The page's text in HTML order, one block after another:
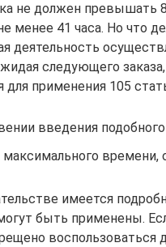
не должен превышать
менее 41 часа. Но что
деятельность
следующего
для применения 105
введения
времени,
имеется
быть применены.
воспользоваться